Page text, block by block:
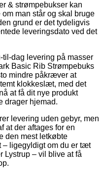
& strømpebukser kan
man står og skal bruge
grund er det tydeligvis
leveringsdato ved det
dag levering på masser
Basic Rib Strømpebuks
mindre påkræver at
klokkeslæt, med det
at få dit nye produkt
drager hjemad.
levering uden gebyr, men
at der aftages for en
den mest letkøbte
– ligegyldigt om du er tæt
Lystrup – vil blive at få